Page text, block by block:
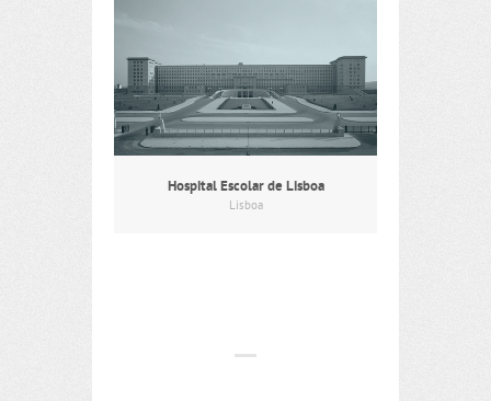
Hospital Escolar de Lisboa
Lisboa